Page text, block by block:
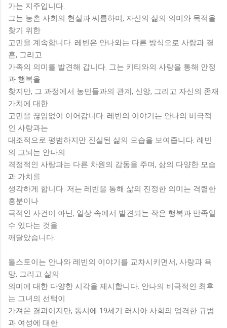
가는 지주입니다.
그는 농촌 사회의 현실과 씨름하며, 자신의 삶의 의미와 목적을
찾기 위한
고민을 계속합니다. 레빈은 안나와는 다른 방식으로 사랑과 결
혼, 그리고
가족의 의미를 발견해 갑니다. 그는 키티와의 사랑을 통해 안정
과 행복을
찾지만, 그 과정에서 농민들과의 관계, 신앙, 그리고 자신의 존재
가치에 대한
고민을 끊임없이 이어갑니다. 레빈의 이야기는 안나의 비극적
인 사랑과는
대조적으로 평범하지만 진실된 삶의 모습을 보여줍니다. 레빈
의 고뇌는 안나의
격정적인 사랑과는 다른 차원의 감동을 주며, 삶의 다양한 모습
과 가치를
생각하게 합니다. 저는 레빈을 통해 삶의 진정한 의미는 격렬한
흥분이나
극적인 사건이 아닌, 일상 속에서 발견되는 작은 행복과 만족일
수 있다는 것을
깨달았습니다.
톨스토이는 안나와 레빈의 이야기를 교차시키면서, 사랑과 욕
망, 그리고 삶의
의미에 대한 다양한 시각을 제시합니다. 안나의 비극적인 최후
는 그녀의 선택이
가져온 결과이지만, 동시에 19세기 러시아 사회의 엄격한 규범
과 여성에 대한